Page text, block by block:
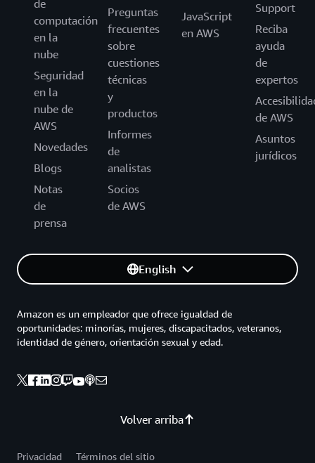
de
computación
en la
nube
Seguridad
en la
nube de
AWS
Novedades
Blogs
Notas
de
prensa
Preguntas
frecuentes
sobre
cuestiones
técnicas
y
productos
Informes
de
analistas
Socios
de AWS
JavaScript
en AWS
Support
Reciba
ayuda
de
expertos
de AWS
Asuntos
jurídicos
English
Volver arriba
Amazon es un empleador que ofrece igualdad de
oportunidades: minorías, mujeres, discapacitados, veteranos,
identidad de género, orientación sexual y edad.
Privacidad Términos del sitio